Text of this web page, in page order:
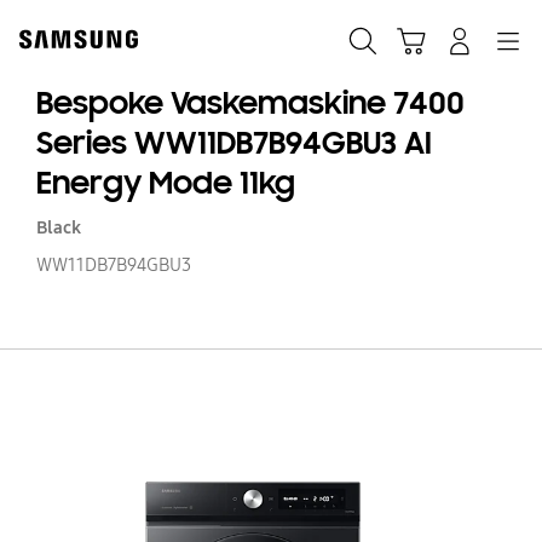
content
Bespoke Vaskemaskine 7400
Series WW11DB7B94GBU3 AI
Energy Mode 11kg
Black
WW11DB7B94GBU3